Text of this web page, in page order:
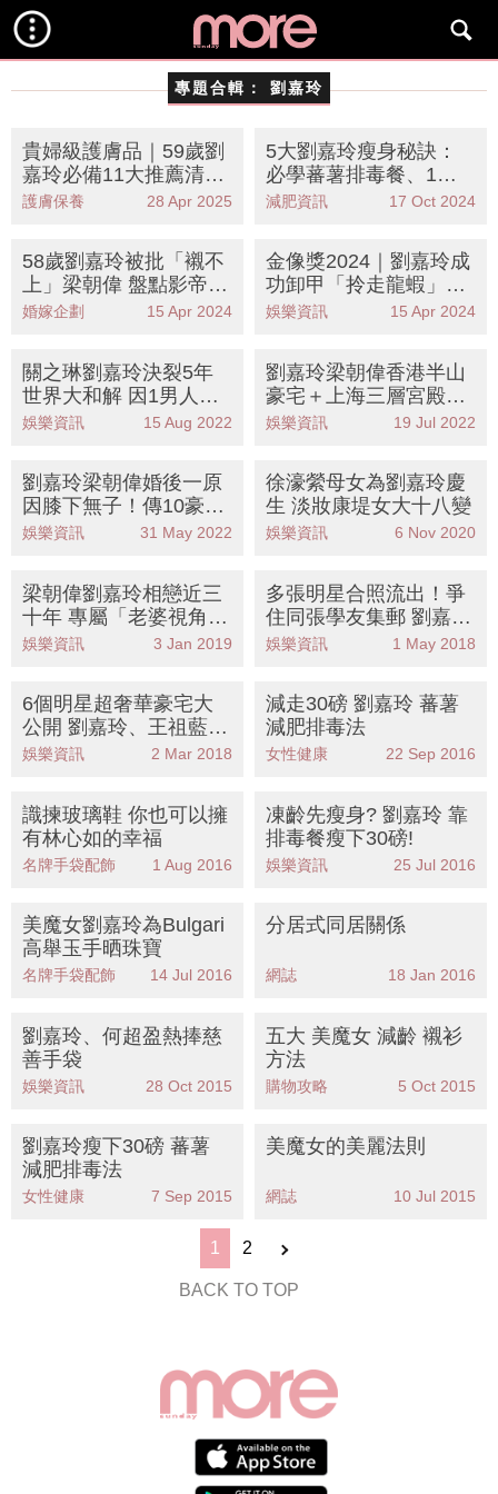
專題合輯： 劉嘉玲
貴婦級護膚品｜59歲劉
嘉玲必備11大推薦清單
最平$98+乾性/敏感肌
護膚保養 28 Apr 2025
5大劉嘉玲瘦身秘訣：
必學蕃薯排毒餐、1招
跟劉德華學？
減肥資訊 17 Oct 2024
58歲劉嘉玲被批「襯不
上」梁朝偉 盤點影帝5
大寵妻事相愛35年仍恩
婚嫁企劃 15 Apr 2024
金像獎2024｜劉嘉玲成
功卸甲「拎走龍蝦」豪
晒事業線勁搶鏡！
娛樂資訊 15 Apr 2024
關之琳劉嘉玲決裂5年
世界大和解 因1男人反
面5年、曾隔空互寸
娛樂資訊 15 Aug 2022
劉嘉玲梁朝偉香港半山
豪宅＋上海三層宮殿內
部曝光 兩人物業總和超
娛樂資訊 19 Jul 2022
劉嘉玲梁朝偉婚後一原
因膝下無子！傳10豪宅
+8億身家讓高材生姪兒
娛樂資訊 31 May 2022
徐濠縈母女為劉嘉玲慶
生 淡妝康堤女大十八變
娛樂資訊 6 Nov 2020
梁朝偉劉嘉玲相戀近三
十年 專屬「老婆視角」
晒影帝甜笑
娛樂資訊 3 Jan 2019
多張明星合照流出！爭
住同張學友集郵 劉嘉玲
罕有曬夫妻合照
娛樂資訊 1 May 2018
6個明星超奢華豪宅大
公開 劉嘉玲、王祖藍豪
宅大到可以踩單車
娛樂資訊 2 Mar 2018
減走30磅 劉嘉玲 蕃薯
減肥排毒法
女性健康 22 Sep 2016
識揀玻璃鞋 你也可以擁
有林心如的幸福
名牌手袋配飾 1 Aug 2016
凍齡先瘦身? 劉嘉玲 靠
排毒餐瘦下30磅!
娛樂資訊 25 Jul 2016
美魔女劉嘉玲為Bulgari
高舉玉手晒珠寶
名牌手袋配飾 14 Jul 2016
分居式同居關係
網誌 18 Jan 2016
劉嘉玲、何超盈熱捧慈
善手袋
娛樂資訊 28 Oct 2015
五大 美魔女 減齡 襯衫
方法
購物攻略 5 Oct 2015
劉嘉玲瘦下30磅 蕃薯
減肥排毒法
女性健康 7 Sep 2015
美魔女的美麗法則
網誌 10 Jul 2015
1 2
BACK TO TOP